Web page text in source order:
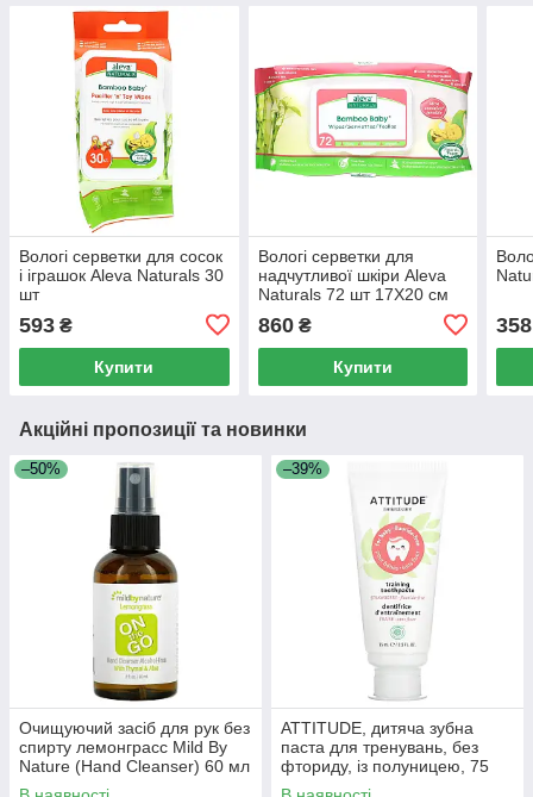
Вологі серветки для сосок
і іграшок Aleva Naturals 30
шт
593 ₴
Купити
Вологі серветки для
надчутливої ​​шкіри Aleva
Naturals 72 шт 17Х20 см
860₴
Купити
358
Акційні пропозиції та новинки
–50%
Очищуючий засіб для рук без
спирту лемонграсс Mild By
Nature (Hand Cleanser) 60 мл
–39%
ATTITUDE, дитяча зубна
паста для тренувань, без
фториду, із полуницею, 75
мл (2,5 рідк. унції)